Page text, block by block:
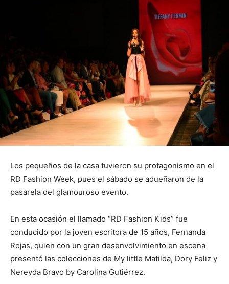
Los pequeños de la casa tuvieron su protagonismo en el
RD Fashion Week, pues el sábado se adueñaron de la
pasarela del glamouroso evento.
En esta ocasión el llamado “RD Fashion Kids” fue
conducido por la joven escritora de 15 años, Fernanda
Rojas, quien con un gran desenvolvimiento en escena
presentó las colecciones de My little Matilda, Dory Feliz y
Nereyda Bravo by Carolina Gutiérrez.